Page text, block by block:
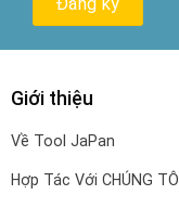
Giới thiệu
Về Tool JaPan
Hợp Tác Với CHÚNG TÔI